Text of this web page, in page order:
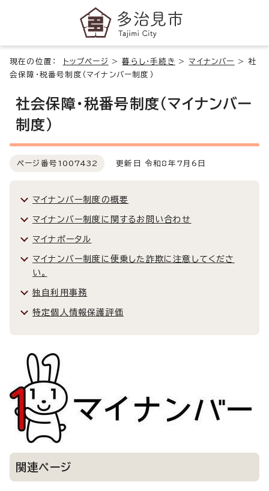
現在の位置： トップページ >暮らし・手続き >マイナンバー >社
会保障・税番号制度（マイナンバー制度）
社会保障・税番号制度（マイナンバー
制度）
ページ番号 1007432 更新日 令和8年7月6日
マイナンバー制度の概要
マイナンバー制度に関するお問い合わせ
マイナポータル
マイナンバー制度に便乗した詐欺に注意してくださ
い。
独自利用事務
特定個人情報保護評価
関連ページ